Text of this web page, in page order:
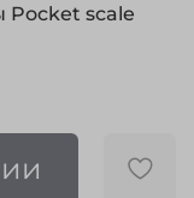
Pocket scale